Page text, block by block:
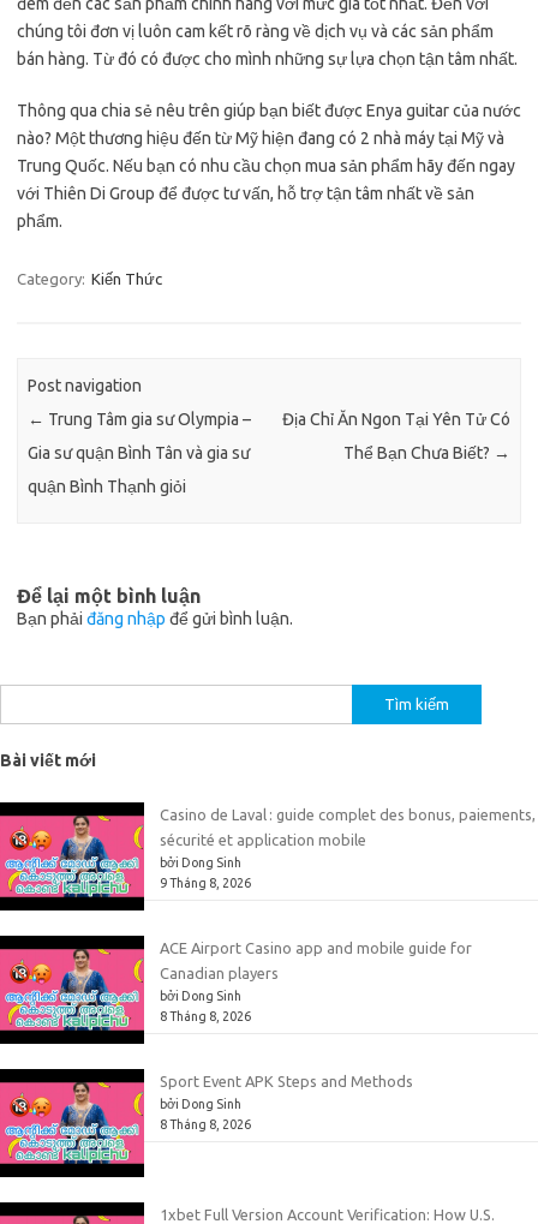
chúng tôi đơn vị luôn cam kết rõ ràng về dịch vụ và các sản phẩm
bán hàng. Từ đó có được cho mình những sự lựa chọn tận tâm nhất.
Thông qua chia sẻ nêu trên giúp bạn biết được Enya guitar của nước
nào? Một thương hiệu đến từ Mỹ hiện đang có 2 nhà máy tại Mỹ và
Trung Quốc. Nếu bạn có nhu cầu chọn mua sản phẩm hãy đến ngay
với Thiên Di Group để được tư vấn, hỗ trợ tận tâm nhất về sản
phẩm.
Category: Kiến Thức
Post navigation
← Trung Tâm gia sư Olympia –
Gia sư quận Bình Tân và gia sư
quận Bình Thạnh giỏi
Địa Chỉ Ăn Ngon Tại Yên Tử Có
Thể Bạn Chưa Biết? →
Để lại một bình luận
Bạn phải đăng nhập để gửi bình luận.
kiếm
cho:
Bài viết mới
Casino de Laval : guide complet des bonus, paiements,
sécurité et application mobile
bởi Dong Sinh
9 Tháng 8, 2026
ACE Airport Casino app and mobile guide for
Canadian players
bởi Dong Sinh
8 Tháng 8, 2026
Sport Event APK Steps and Methods
bởi Dong Sinh
8 Tháng 8, 2026
1xbet Full Version Account Verification: How U.S.